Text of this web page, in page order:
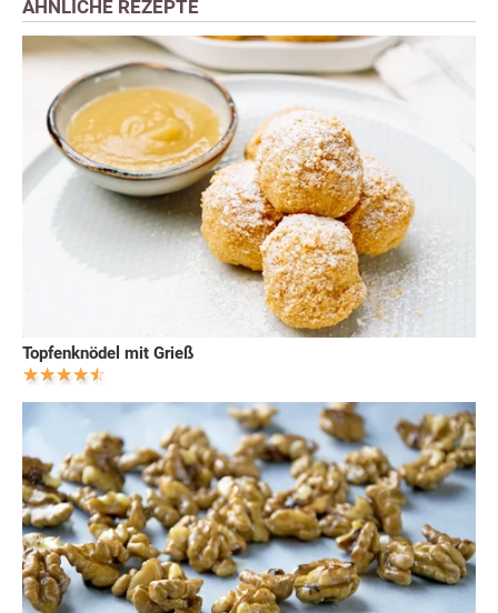
ÄHNLICHE REZEPTE
Topfenknödel mit Grieß